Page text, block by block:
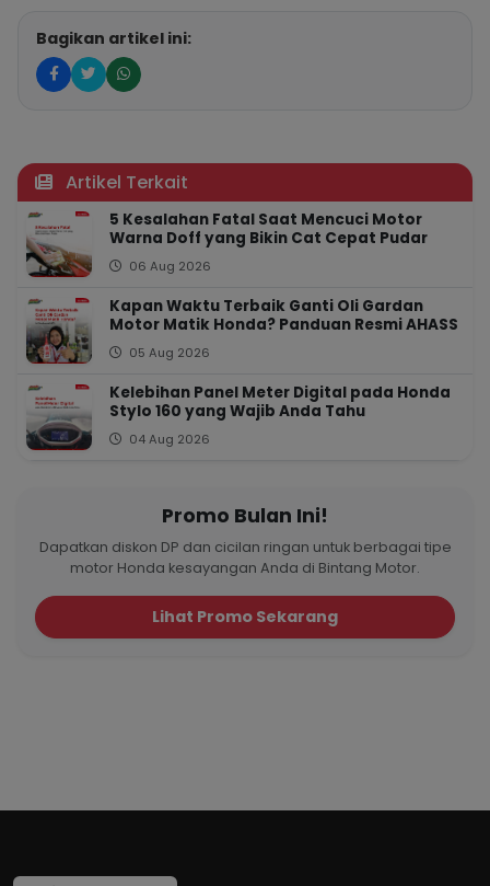
Bagikan artikel ini:
Artikel Terkait
5 Kesalahan Fatal Saat Mencuci Motor
Warna Doff yang Bikin Cat Cepat Pudar
06 Aug 2026
Kapan Waktu Terbaik Ganti Oli Gardan
Motor Matik Honda? Panduan Resmi AHASS
05 Aug 2026
Kelebihan Panel Meter Digital pada Honda
Stylo 160 yang Wajib Anda Tahu
04 Aug 2026
Promo Bulan Ini!
Dapatkan diskon DP dan cicilan ringan untuk berbagai tipe
motor Honda kesayangan Anda di Bintang Motor.
Lihat Promo Sekarang